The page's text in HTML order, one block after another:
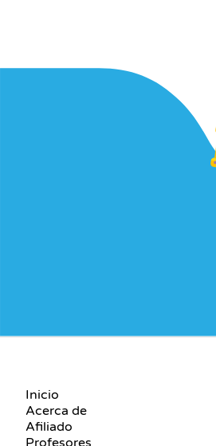
Inicio
Acerca de
Afiliado